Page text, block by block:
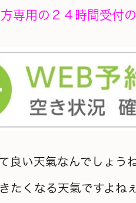
専用の２４時間受付
良い天氣なんでしょう
たくなる天氣ですよねぇ